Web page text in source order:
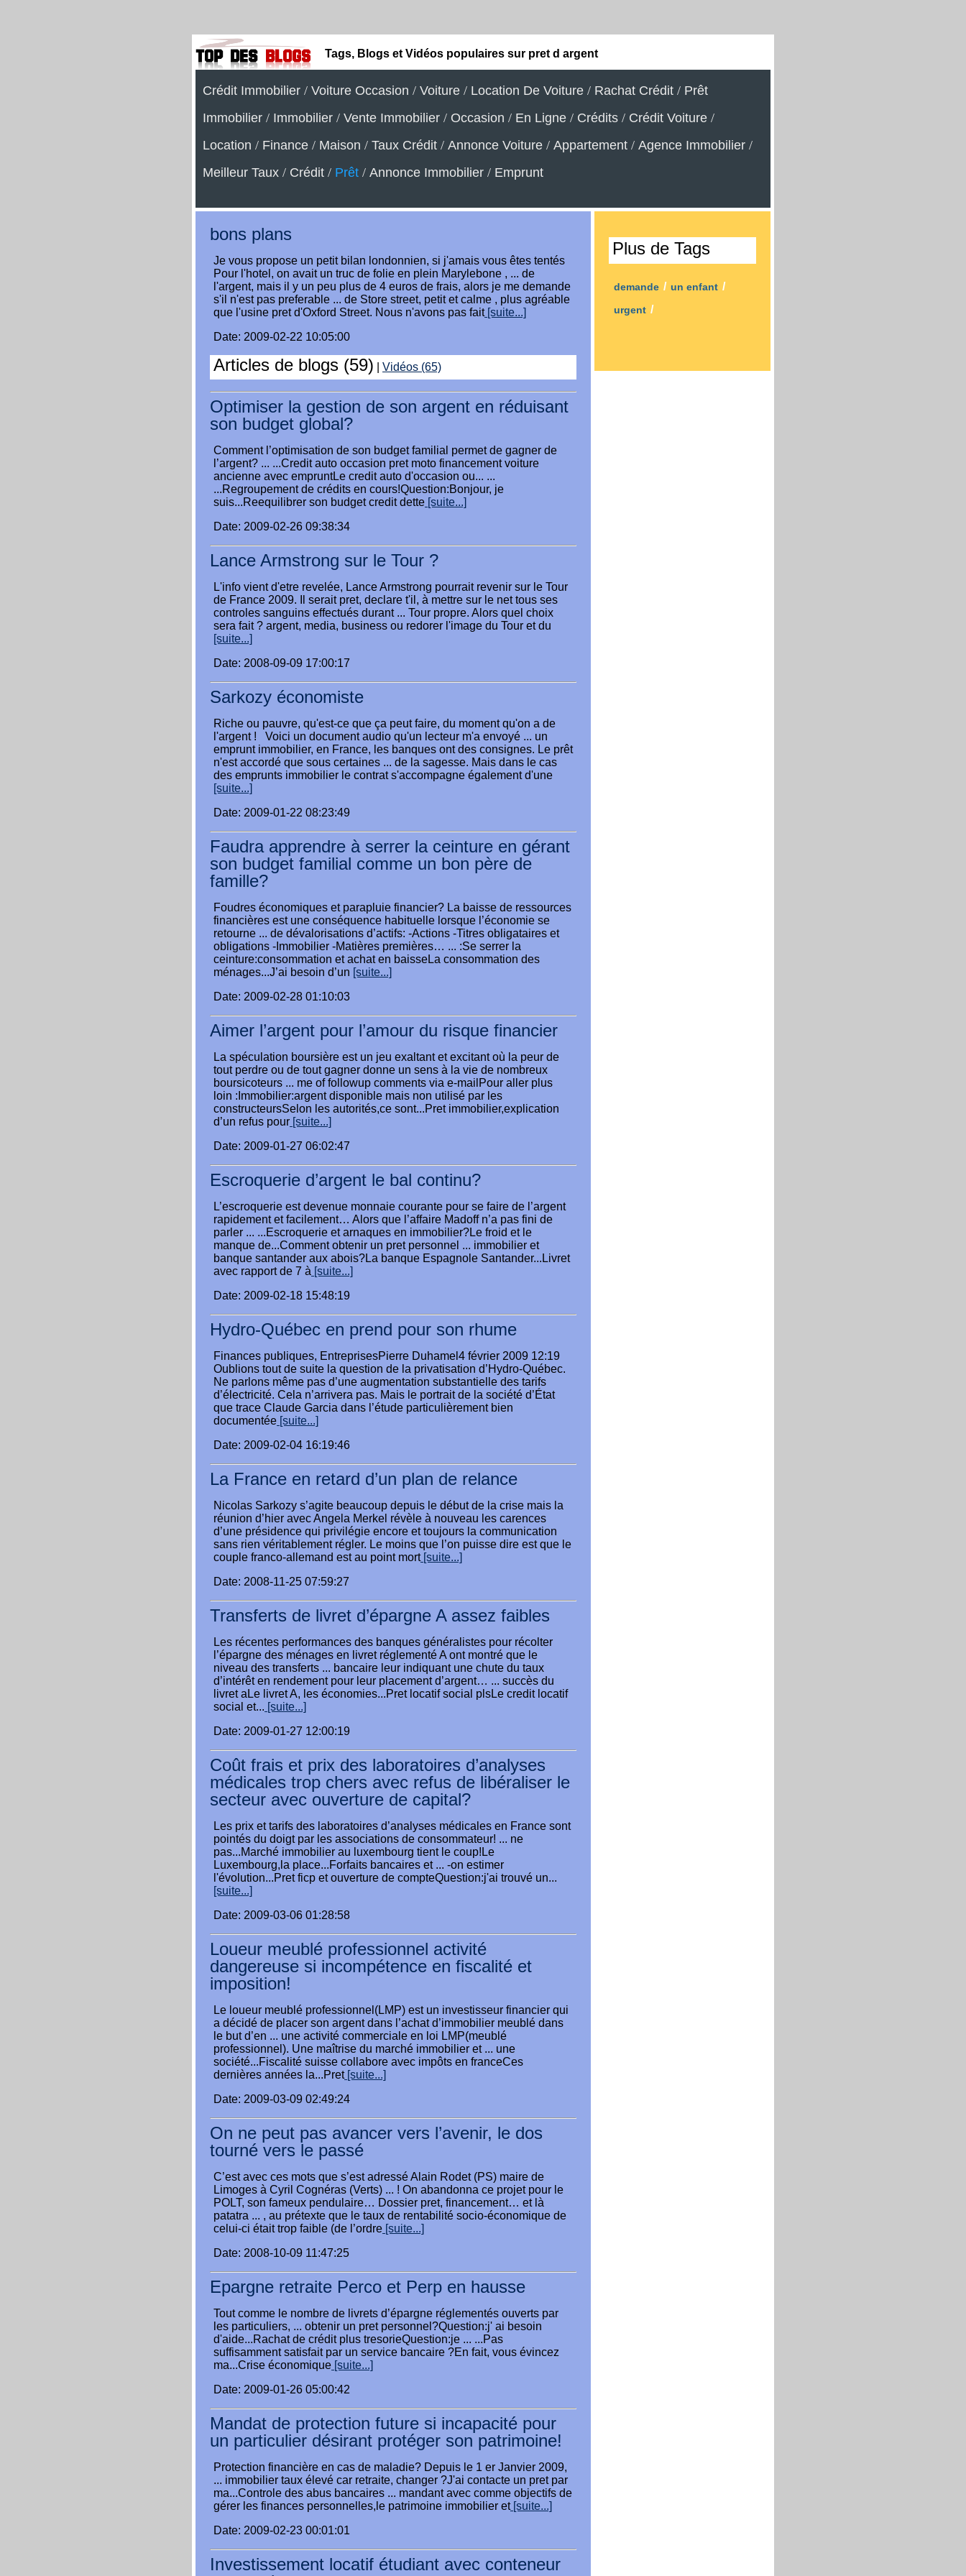
Tags, Blogs et Vidéos populaires sur pret d argent
Crédit Immobilier / Voiture Occasion / Voiture / Location De Voiture / Rachat Crédit / Prêt
Immobilier / Immobilier / Vente Immobilier / Occasion / En Ligne / Crédits / Crédit Voiture /
Location / Finance / Maison / Taux Crédit / Annonce Voiture / Appartement / Agence Immobilier /
Meilleur Taux / Crédit / Prêt / Annonce Immobilier / Emprunt
bons plans
Je vous propose un petit bilan londonnien, si j'amais vous êtes tentés
Pour l'hotel, on avait un truc de folie en plein Marylebone , ... de
l'argent, mais il y un peu plus de 4 euros de frais, alors je me demande
s'il n'est pas preferable ... de Store street, petit et calme , plus agréable
que l'usine pret d'Oxford Street. Nous n'avons pas fait[suite...]
Date: 2009-02-22 10:05:00
Articles de blogs (59) Vidéos (65)
Optimiser la gestion de son argent en réduisant
son budget global?
Comment l’optimisation de son budget familial permet de gagner de
l’argent? ... ...Credit auto occasion pret moto financement voiture
ancienne avec empruntLe credit auto d'occasion ou... ...
...Regroupement de crédits en cours!Question:Bonjour, je
suis...Reequilibrer son budget credit dette [suite...]
Date: 2009-02-26 09:38:34
Lance Armstrong sur le Tour ?
L'info vient d'etre revelée, Lance Armstrong pourrait revenir sur le Tour
de France 2009. Il serait pret, declare t'il, à mettre sur le net tous ses
controles sanguins effectués durant ... Tour propre. Alors quel choix
sera fait ? argent, media, business ou redorer l'image du Tour et du
[suite...]
Date: 2008-09-09 17:00:17
Sarkozy économiste
Riche ou pauvre, qu'est-ce que ça peut faire, du moment qu'on a de
l'argent ! Voici un document audio qu'un lecteur m'a envoyé ... un
emprunt immobilier, en France, les banques ont des consignes. Le prêt
n'est accordé que sous certaines ... de la sagesse. Mais dans le cas
des emprunts immobilier le contrat s'accompagne également d'une
[suite...]
Date: 2009-01-22 08:23:49
Faudra apprendre à serrer la ceinture en gérant
son budget familial comme un bon père de
famille?
Foudres économiques et parapluie financier? La baisse de ressources
financières est une conséquence habituelle lorsque l’économie se
retourne ... de dévalorisations d’actifs: -Actions -Titres obligataires et
obligations -Immobilier -Matières premières… ... :Se serrer la
ceinture:consommation et achat en baisseLa consommation des
ménages...J’ai besoin d’un [suite...]
Date: 2009-02-28 01:10:03
Aimer l’argent pour l’amour du risque financier
La spéculation boursière est un jeu exaltant et excitant où la peur de
tout perdre ou de tout gagner donne un sens à la vie de nombreux
boursicoteurs ... me of followup comments via e-mailPour aller plus
loin :Immobilier:argent disponible mais non utilisé par les
constructeursSelon les autorités,ce sont...Pret immobilier,explication
d’un refus pour [suite...]
Date: 2009-01-27 06:02:47
Escroquerie d’argent le bal continu?
L’escroquerie est devenue monnaie courante pour se faire de l’argent
rapidement et facilement… Alors que l’affaire Madoff n’a pas fini de
parler ... ...Escroquerie et arnaques en immobilier?Le froid et le
manque de...Comment obtenir un pret personnel ... immobilier et
banque santander aux abois?La banque Espagnole Santander...Livret
avec rapport de 7 à [suite...]
Date: 2009-02-18 15:48:19
Hydro-Québec en prend pour son rhume
Finances publiques, EntreprisesPierre Duhamel4 février 2009 12:19
Oublions tout de suite la question de la privatisation d’Hydro-Québec.
Ne parlons même pas d’une augmentation substantielle des tarifs
d’électricité. Cela n’arrivera pas. Mais le portrait de la société d’État
que trace Claude Garcia dans l’étude particulièrement bien
documentée [suite...]
Date: 2009-02-04 16:19:46
La France en retard d’un plan de relance
Nicolas Sarkozy s’agite beaucoup depuis le début de la crise mais la
réunion d’hier avec Angela Merkel révèle à nouveau les carences
d’une présidence qui privilégie encore et toujours la communication
sans rien véritablement régler. Le moins que l’on puisse dire est que le
couple franco-allemand est au point mort[suite...]
Date: 2008-11-25 07:59:27
Transferts de livret d’épargne A assez faibles
Les récentes performances des banques généralistes pour récolter
l’épargne des ménages en livret réglementé A ont montré que le
niveau des transferts ... bancaire leur indiquant une chute du taux
d’intérêt en rendement pour leur placement d’argent… ... succès du
livret aLe livret A, les économies...Pret locatif social plsLe credit locatif
social et... [suite...]
Date: 2009-01-27 12:00:19
Coût frais et prix des laboratoires d’analyses
médicales trop chers avec refus de libéraliser le
secteur avec ouverture de capital?
Les prix et tarifs des laboratoires d’analyses médicales en France sont
pointés du doigt par les associations de consommateur! ... ne
pas...Marché immobilier au luxembourg tient le coup!Le
Luxembourg,la place...Forfaits bancaires et ... -on estimer
l'évolution...Pret ficp et ouverture de compteQuestion:j'ai trouvé un...
[suite...]
Date: 2009-03-06 01:28:58
Loueur meublé professionnel activité
dangereuse si incompétence en fiscalité et
imposition!
Le loueur meublé professionnel(LMP) est un investisseur financier qui
a décidé de placer son argent dans l’achat d’immobilier meublé dans
le but d’en ... une activité commerciale en loi LMP(meublé
professionnel). Une maîtrise du marché immobilier et ... une
société...Fiscalité suisse collabore avec impôts en franceCes
dernières années la...Pret[suite...]
Date: 2009-03-09 02:49:24
On ne peut pas avancer vers l’avenir, le dos
tourné vers le passé
C’est avec ces mots que s’est adressé Alain Rodet (PS) maire de
Limoges à Cyril Cognéras (Verts) ... ! On abandonna ce projet pour le
POLT, son fameux pendulaire… Dossier pret, financement… et là
patatra ... , au prétexte que le taux de rentabilité socio-économique de
celui-ci était trop faible (de l’ordre [suite...]
Date: 2008-10-09 11:47:25
Epargne retraite Perco et Perp en hausse
Tout comme le nombre de livrets d’épargne réglementés ouverts par
les particuliers, ... obtenir un pret personnel?Question:j' ai besoin
d'aide...Rachat de crédit plus tresorieQuestion:je ... ...Pas
suffisamment satisfait par un service bancaire ?En fait, vous évincez
ma...Crise économique [suite...]
Date: 2009-01-26 05:00:42
Mandat de protection future si incapacité pour
un particulier désirant protéger son patrimoine!
Protection financière en cas de maladie? Depuis le 1 er Janvier 2009,
... immobilier taux élevé car retraite, changer ?J'ai contacte un pret par
ma...Controle des abus bancaires ... mandant avec comme objectifs de
gérer les finances personnelles,le patrimoine immobilier et[suite...]
Date: 2009-02-23 00:01:01
Investissement locatif étudiant avec conteneur
Plus de Tags
demande / un enfant /
urgent /